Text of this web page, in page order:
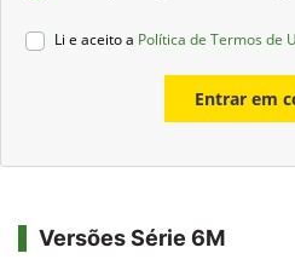
Li e aceito a Política de Termos de
Entrar em
Versões Série 6M